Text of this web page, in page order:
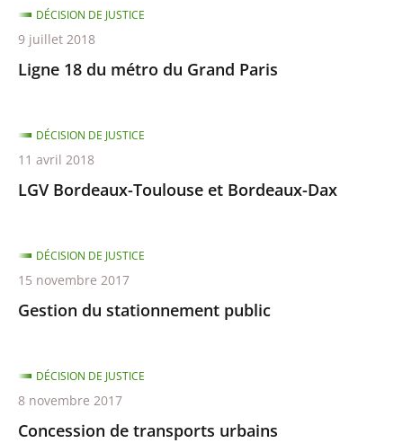
Ligne 18 du métro du Grand Paris
DÉCISION DE JUSTICE
9 juillet 2018
LGV Bordeaux-Toulouse et Bordeaux-Dax
DÉCISION DE JUSTICE
11 avril 2018
Gestion du stationnement public
DÉCISION DE JUSTICE
15 novembre 2017
Concession de transports urbains
DÉCISION DE JUSTICE
8 novembre 2017